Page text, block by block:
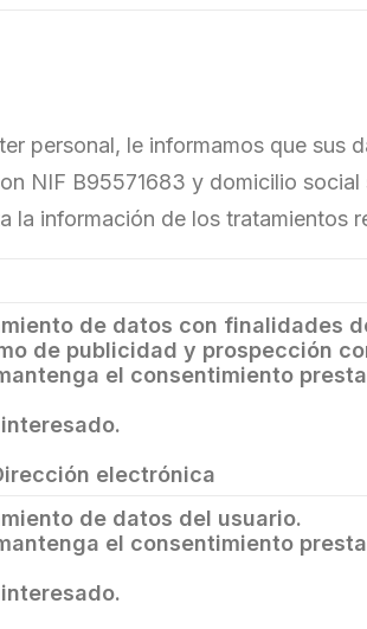
personal, le informamos que sus
NIF B95571683 y domicilio social
la información de los tratamientos
de datos con finalidades
de publicidad y prospección
el consentimiento
electrónica
de datos del usuario.
el consentimiento